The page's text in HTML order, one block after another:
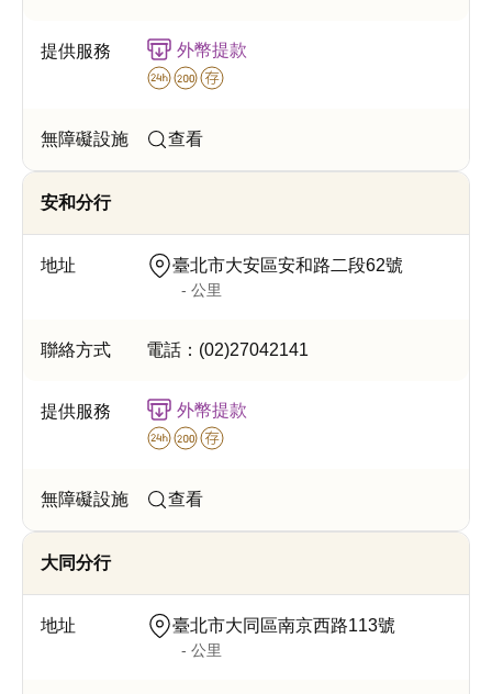
外幣提款
查看
安和分行
臺北市大安區安和路二段62號
- 公里
電話： (02)27042141
外幣提款
查看
大同分行
臺北市大同區南京西路113號
- 公里